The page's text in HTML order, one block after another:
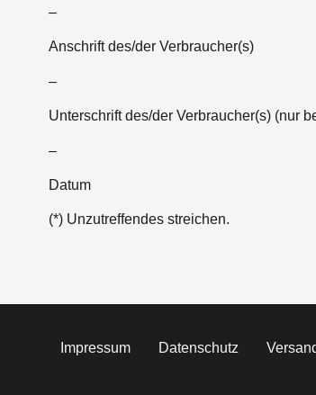
–
Anschrift des/der Verbraucher(s)
–
Unterschrift des/der Verbraucher(s) (nur
–
Datum
(*) Unzutreffendes streichen.
Impressum Datenschutz